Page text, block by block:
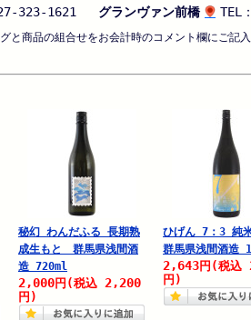
323-1621 グランヴァン前橋 TEL
と商品の組合せをお会計時のコメント欄にご記入
秘幻 わんだふる 長期熟
成生もと 群馬県浅間酒
造 720ml
2,000円 (税込 2,200
円)
ひげん 7：3 純
群馬県浅間酒造
2,643円 (税込
円)